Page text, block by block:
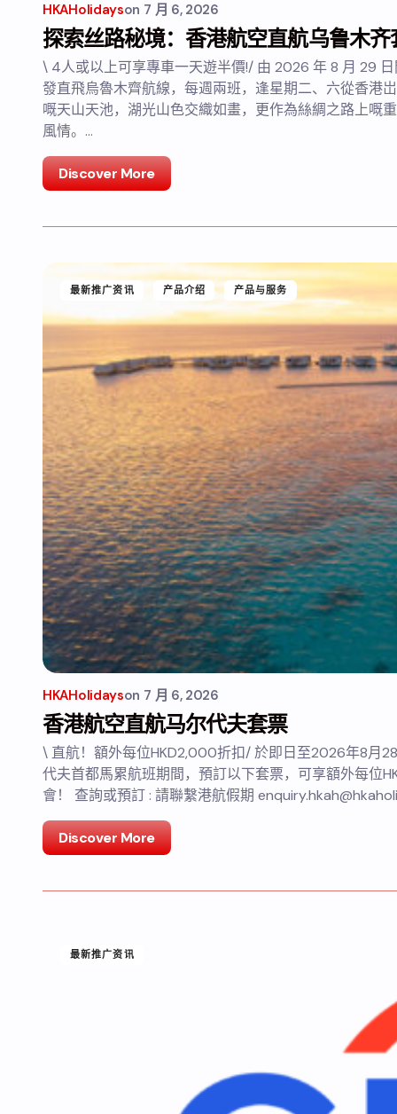
HKAHolidayson 7 月 6, 2026
探索丝路秘境：香港航空直航乌鲁木齐
\ 4人或以上可享專車一天遊半價!/ 由 2026 年 8 月 29
發直飛烏魯木齊航線，每週兩班，逢星期二、六從香港
嘅天山天池，湖光山色交織如畫，更作為絲綢之路上嘅
風情。…
Discover More
最新推广资讯 产品介绍 产品与服务
HKAHolidayson 7 月 6, 2026
香港航空直航马尔代夫套票
\ 直航！額外每位HKD2,000折扣/ 於即日至2026年8月
代夫首都馬累航班期間，預訂以下套票，可享額外每位
會！ 查詢或預訂 : 請聯繫港航假期
Discover More
最新推广资讯